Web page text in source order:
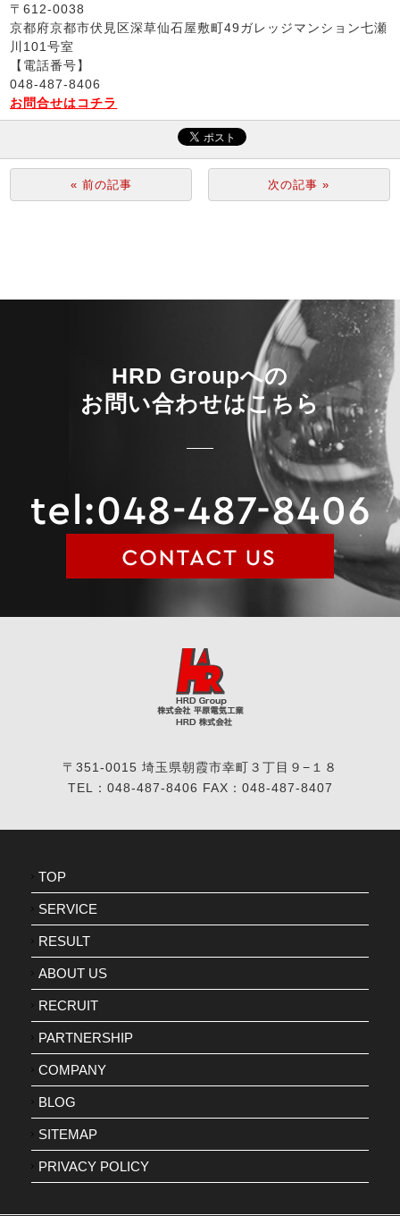
〒612-0038
京都府京都市伏見区深草仙石屋敷町49ガレッジマンション七瀬
川101号室
【電話番号】
048-487-8406
お問合せはコチラ
« 前の記事 次の記事 »
HRD Groupへの
お問い合わせはこちら
〒351-0015 埼玉県朝霞市幸町３丁目９−１８
TEL：048-487-8406 FAX：048-487-8407
TOP
SERVICE
RESULT
ABOUT US
RECRUIT
PARTNERSHIP
COMPANY
BLOG
SITEMAP
PRIVACY POLICY